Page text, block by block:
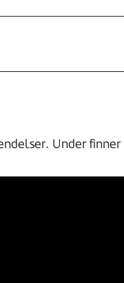
Under finner